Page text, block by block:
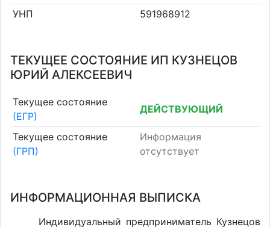
УНП
591968912
ТЕКУЩЕЕ СОСТОЯНИЕ ИП КУЗНЕЦОВ
ЮРИЙ АЛЕКСЕЕВИЧ
Текущее состояние
(ЕГР)
ДЕЙСТВУЮЩИЙ
Текущее состояние
(ГРП)
Информация
отсутствует
ИНФОРМАЦИОННАЯ ВЫПИСКА
Индивидуальный предприниматель Кузнецов